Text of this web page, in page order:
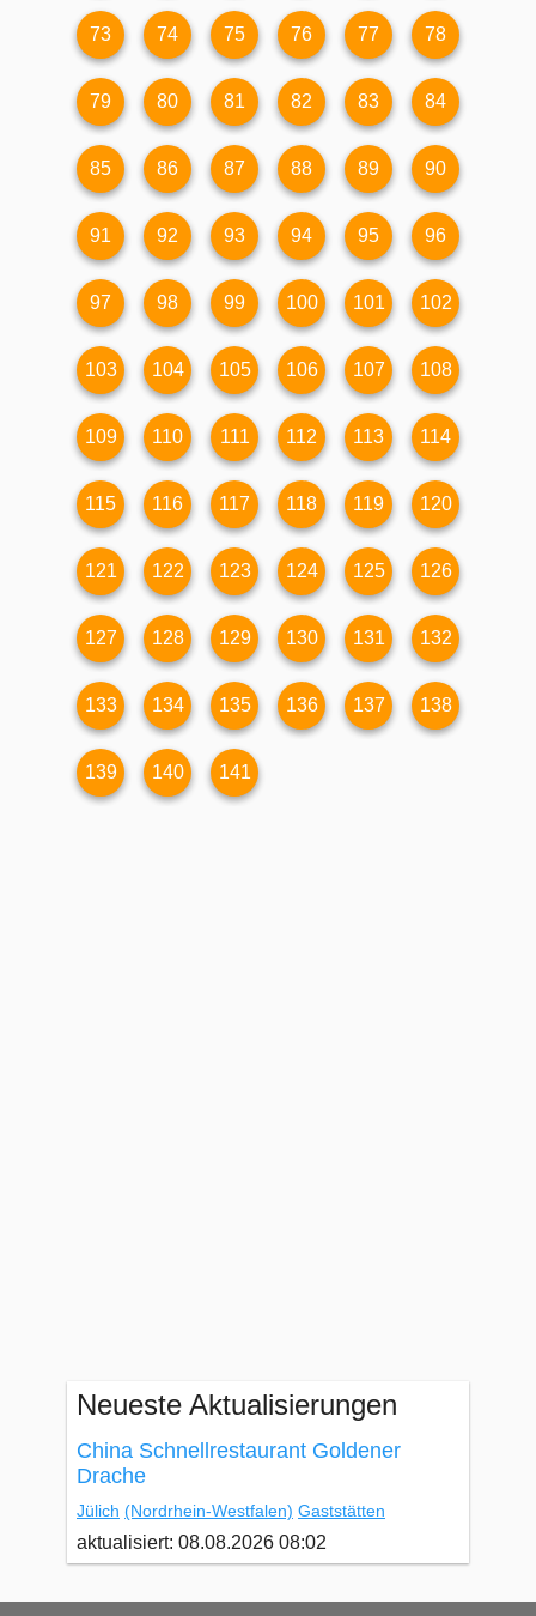
73 74 75 76 77 78
79 80 81 82 83 84
85 86 87 88 89 90
91 92 93 94 95 96
97 98 99 100 101 102
103 104 105 106 107 108
109 110 111 112 113 114
115 116 117 118 119 120
121 122 123 124 125 126
127 128 129 130 131 132
133 134 135 136 137 138
139 140 141
Neueste Aktualisierungen
China Schnellrestaurant Goldener
Drache
Jülich (Nordrhein-Westfalen) Gaststätten
aktualisiert: 08.08.2026 08:02